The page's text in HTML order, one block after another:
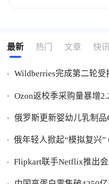
最新 热门 文章 快讯
Wildberries完成第二轮受
Ozon返校季采购量暴增
俄罗斯更新婴幼儿乳制品
俄年轻人掀起“模拟复兴”
Flipkart联手Netflix推出